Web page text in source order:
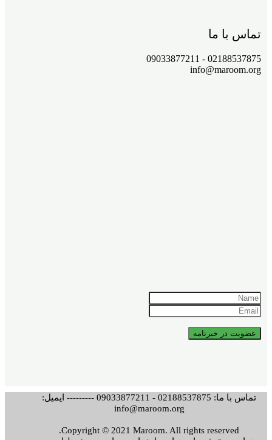
تماس با ما
02188537875 - 09033877211
info@maroom.org
تماس با ما: 02188537875 - 09033877211 --------- ایمیل:
info@maroom.org
Copyright © 2021 Maroom. All rights reserved.